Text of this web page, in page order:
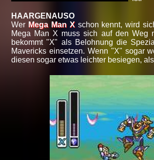
HAARGENAUSO
Wer Mega Man Xschon kennt, wird
Mega Man X muss sich auf den Weg
bekommt "X" als Belohnung die
Mavericks einsetzen. Wenn "X" sogar
diesen sogar etwas leichter besiegen,